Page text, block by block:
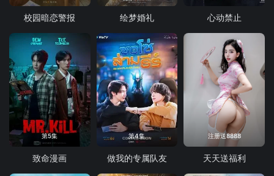
校园暗恋警报 绘梦婚礼 心动禁止
第5集
致命漫画
第4集
做我的专属队友
注册送8888
天天送福利